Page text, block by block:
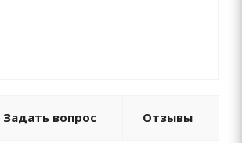
Задать вопрос Отзывы